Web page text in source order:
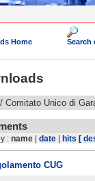
Home Search
/ Comitato Unico di
: name | date | hits [
CUG